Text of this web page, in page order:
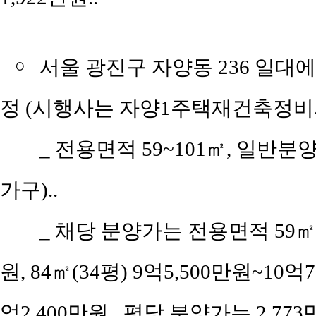
￮
서울 광진구 자양동 236 일대
정 (시행사는 자양1주택재건축정
_ 전용면적 59~101㎡, 일반분
가구)..
_ 채당 분양가는 전용면적 59
원, 84㎡(34평) 9억5,500만원~10억